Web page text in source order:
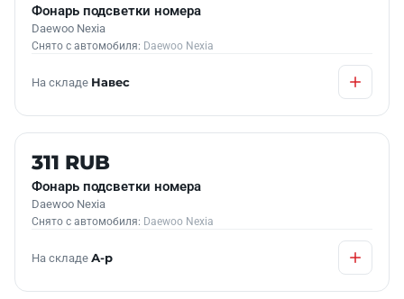
Фонарь подсветки номера
Daewoo Nexia
Снято с автомобиля: Daewoo Nexia
На складе Навес
Б/У В НАЛИЧИИ
311 RUB
Фонарь подсветки номера
Daewoo Nexia
Снято с автомобиля: Daewoo Nexia
На складе А-р